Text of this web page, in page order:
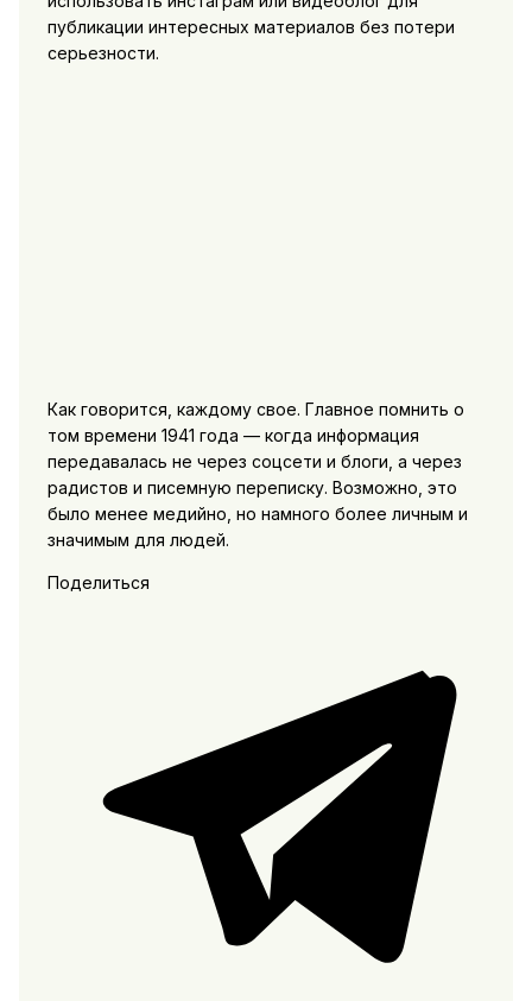
публикации интересных материалов без потери
серьезности.
Как говорится, каждому свое. Главное помнить о
том времени 1941 года — когда информация
передавалась не через соцсети и блоги, а через
радистов и писемную переписку. Возможно, это
было менее медийно, но намного более личным и
значимым для людей.
Поделиться